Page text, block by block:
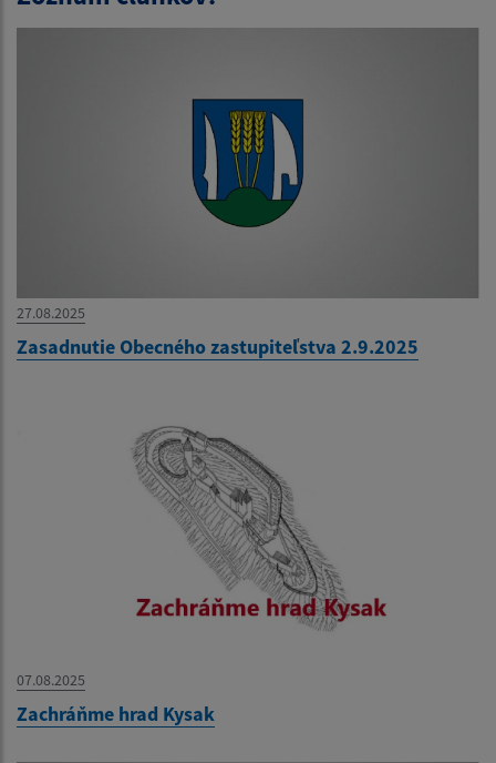
27.08.2025
Zasadnutie Obecného zastupiteľstva 2.9.2025
07.08.2025
Zachráňme hrad Kysak